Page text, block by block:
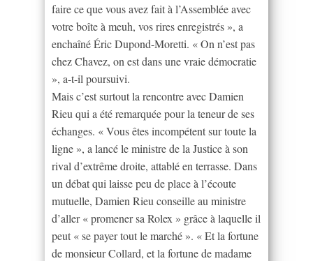
faire ce que vous avez fait à l’Assemblée avec
votre boîte à meuh, vos rires enregistrés », a
enchaîné Éric Dupond-Moretti. « On n’est pas
chez Chavez, on est dans une vraie démocratie
», a-t-il poursuivi.
Mais c’est surtout la rencontre avec Damien
Rieu qui a été remarquée pour la teneur de ses
échanges. « Vous êtes incompétent sur toute la
ligne », a lancé le ministre de la Justice à son
rival d’extrême droite, attablé en terrasse. Dans
un débat qui laisse peu de place à l’écoute
mutuelle, Damien Rieu conseille au ministre
d’aller « promener sa Rolex » grâce à laquelle il
peut « se payer tout le marché ». « Et la fortune
de monsieur Collard, et la fortune de madame